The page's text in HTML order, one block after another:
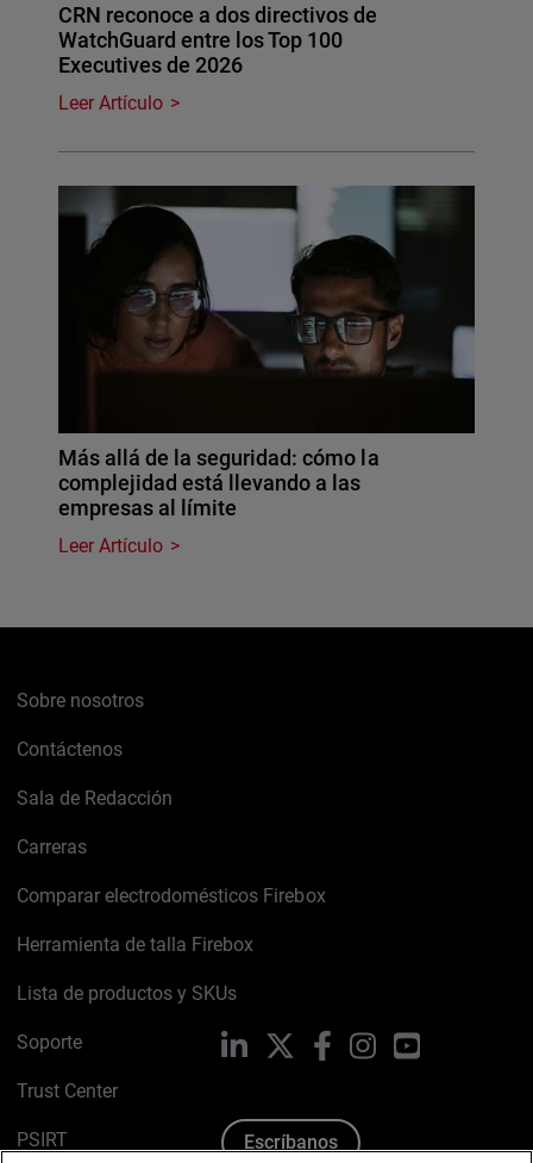
CRN reconoce a dos directivos de
WatchGuard entre los Top 100
Executives de 2026
Leer Artículo
Más allá de la seguridad: cómo la
complejidad está llevando a las
empresas al límite
Leer Artículo
Sobre nosotros
Contáctenos
Sala de Redacción
Carreras
Comparar electrodomésticos Firebox
Herramienta de talla Firebox
Lista de productos y SKUs
Soporte
Trust Center
PSIRT
LinkedIn FacebookInstagramYouTube
Escríbanos